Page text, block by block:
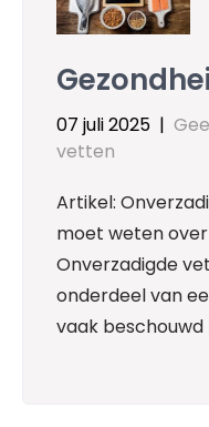
07 juli 2025 |
vetten
Artikel:
moet weten
Onverzadigde
onderdeel van
vaak beschouwd